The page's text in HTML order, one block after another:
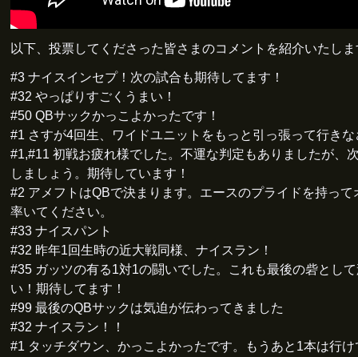
以下、投票してくださった皆さまのコメントを紹介いたし
#3 ナイスインセプ！次の試合も期待してます！
#32 やっぱりすごくうまい！
#50 QBサックかっこよかったです！
#1 さすが4回生、ワイドユニットをもっと引っ張って行きな
#1,#11 初戦お疲れ様でした。不運な判定もありましたが、
しましょう。期待しています！
#2 アメフトはQBで決まります。エースのプライドを持って
率いてください。
#33 ナイスパント
#32 昨年1回生時の近大戦同様、ナイスラン！
#35 ガッツの有る1対1の闘いでした。これも最後の砦とし
い！期待してます！
#99 最後のQBサックは気迫が伝わってきました
#32 ナイスラン！！
#1 タッチダウン、かっこよかったです。もうあと1本は行け